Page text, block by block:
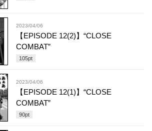
2023/04/06
【EPISODE 12(2)】“CLOSE
COMBAT”
105pt
2023/04/06
【EPISODE 12(1)】“CLOSE
COMBAT”
90pt